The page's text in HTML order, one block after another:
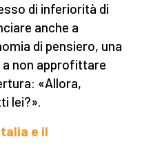
di inferiorità di
anche a
di pensiero, una
a non approfittare
«Allora,
lei?».
e il